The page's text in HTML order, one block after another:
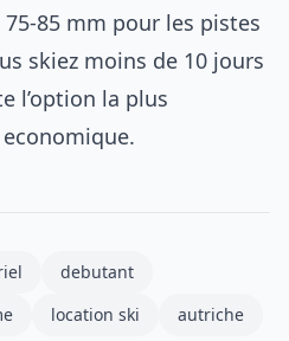
85 mm pour les pistes
skiez moins de 10 jours
l’option la plus
debutant
location ski autriche